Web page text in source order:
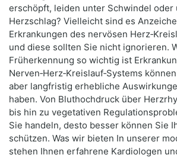
erschöpft, leiden unter Schwindel oder
Herzschlag? Vielleicht sind es
Erkrankungen des nervösen
und diese sollten Sie nicht ignorieren.
Früherkennung so wichtig ist
Nerven‑Herz‑Kreislauf‑Systems
aber langfristig erhebliche
haben. Von Bluthochdruck über
bis hin zu vegetativen
Sie handeln, desto besser können Sie
schützen. Was wir bieten In unserer
stehen Ihnen erfahrene Kardiologen